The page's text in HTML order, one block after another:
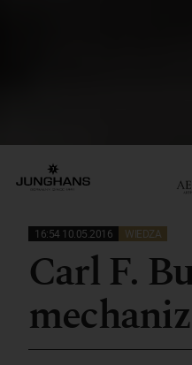
16:54 10.05.2016 WIEDZA
Carl F.